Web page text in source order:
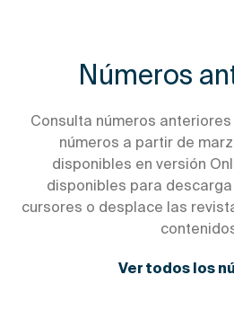
Números
Consulta números
números a partir de
disponibles en versión
disponibles para descarga
cursores o desplace las
Ver todos los